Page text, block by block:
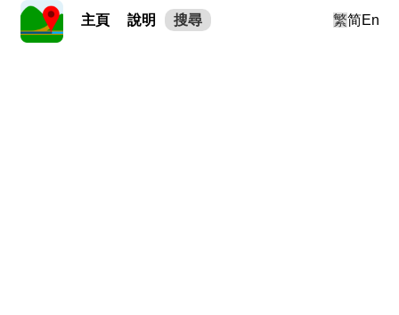
主頁 說明 搜尋 繁简En